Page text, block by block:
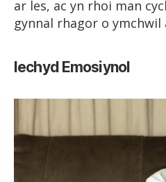
ar les, ac yn rhoi man
gynnal rhagor o
Iechyd Emosiynol